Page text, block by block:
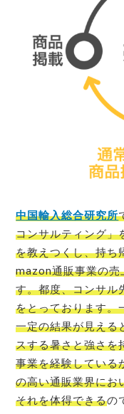
中国輸入総合研究所
コンサルティング」
を教えつくし、持ち
mazon通販事業の売
す。都度、コンサル
をとっております。
一定の結果が見える
スする暑さと強さを
事業を経験している
の高い通販業界にお
それを体得できるの